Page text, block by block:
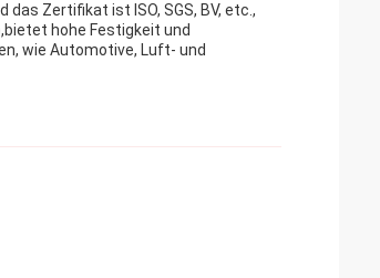
das Zertifikat ist ISO, SGS, BV, etc.,
hohe Festigkeit und
wie Automotive, Luft- und